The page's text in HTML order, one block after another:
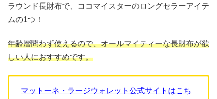
ラウンド長財布で、ココマイスターのロングセラーアイテ
ムの1つ！
年齢層問わず使えるので、オールマイティーな長財布が欲
しい人におすすめです。
マットーネ・ラージウォレット公式サイトはこち